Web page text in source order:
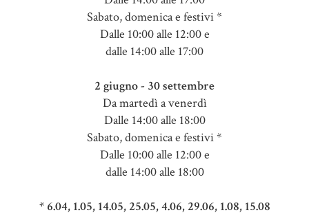
Sabato, domenica e festivi *
Dalle 10:00 alle 12:00 e
dalle 14:00 alle 17:00
2 giugno - 30 settembre
Da martedì a venerdì
Dalle 14:00 alle 18:00
Sabato, domenica e festivi *
Dalle 10:00 alle 12:00 e
dalle 14:00 alle 18:00
* 6.04, 1.05, 14.05, 25.05, 4.06, 29.06, 1.08, 15.08